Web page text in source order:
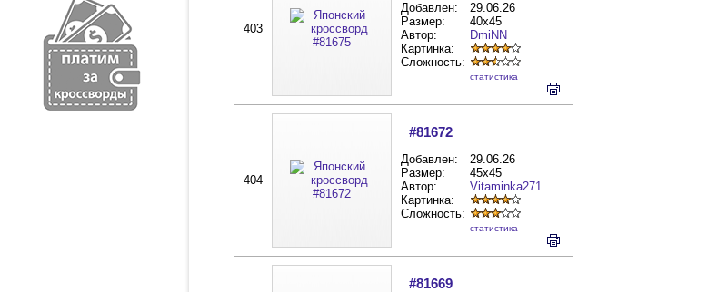
403
Добавлен:
29.06.26
Размер:
40x45
Автор:
DmiNN
Картинка:
Сложность:
cтатистика
404
#81672
Добавлен:
29.06.26
Размер:
45x45
Автор:
Vitaminka271
Картинка:
Сложность:
cтатистика
#81669